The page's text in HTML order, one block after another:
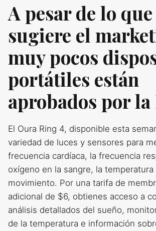
A pesar de lo que
sugiere el
muy pocos
portátiles están
aprobados por la
El Oura Ring 4, disponible esta
variedad de luces y sensores para
frecuencia cardíaca, la frecuencia
oxígeno en la sangre, la temperatura
movimiento. Por una tarifa de
adicional de $6, obtienes acceso a
análisis detallados del sueño,
de la temperatura e información